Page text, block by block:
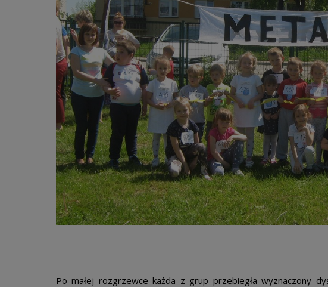
Po małej rozgrzewce każda z grup przebiegła wyznaczony